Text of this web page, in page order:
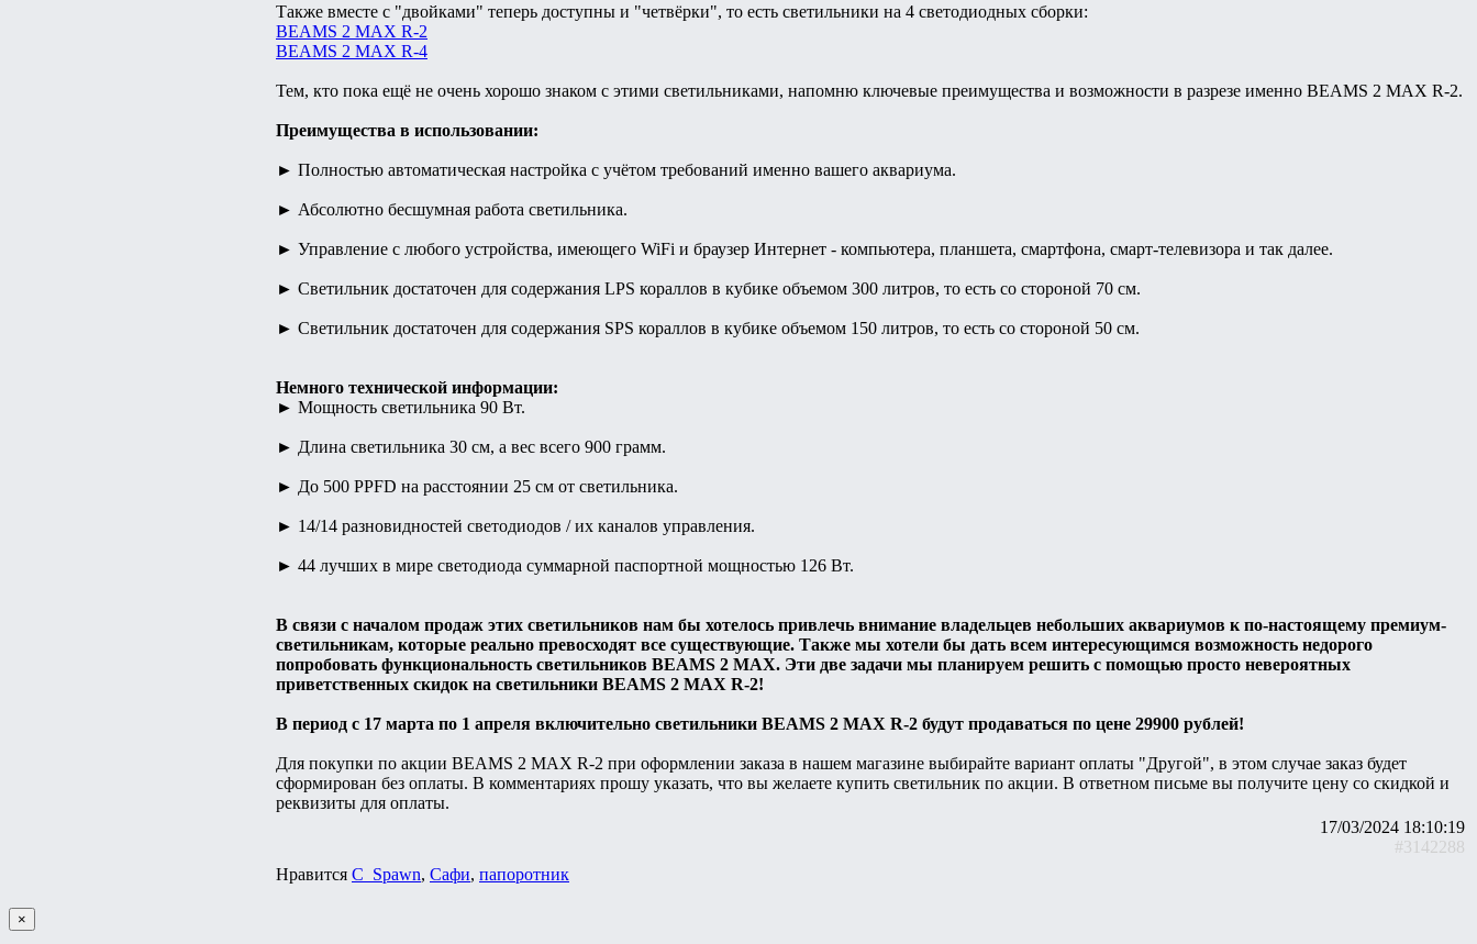
Также вместе с "двойками" теперь доступны и "четвёрки", то есть светильники на 4 светодиодных сборки:
BEAMS 2 MAX R-2
BEAMS 2 MAX R-4
Тем, кто пока ещё не очень хорошо знаком с этими светильниками, напомню ключевые преимущества и возможности в разрезе именно BEAMS 2 MAX R-2.
Преимущества в использовании:
► Полностью автоматическая настройка с учётом требований именно вашего аквариума.
► Абсолютно бесшумная работа светильника.
► Управление с любого устройства, имеющего WiFi и браузер Интернет - компьютера, планшета, смартфона, смарт-телевизора и так далее.
► Светильник достаточен для содержания LPS кораллов в кубике объемом 300 литров, то есть со стороной 70 см.
► Светильник достаточен для содержания SPS кораллов в кубике объемом 150 литров, то есть со стороной 50 см.
Немного технической информации:
► Мощность светильника 90 Вт.
► Длина светильника 30 см, а вес всего 900 грамм.
► До 500 PPFD на расстоянии 25 см от светильника.
► 14/14 разновидностей светодиодов / их каналов управления.
► 44 лучших в мире светодиода суммарной паспортной мощностью 126 Вт.
В связи с началом продаж этих светильников нам бы хотелось привлечь внимание владельцев небольших аквариумов к по-настоящему премиум-
светильникам, которые реально превосходят все существующие. Также мы хотели бы дать всем интересующимся возможность недорого
попробовать функциональность светильников BEAMS 2 MAX. Эти две задачи мы планируем решить с помощью просто невероятных
приветственных скидок на светильники BEAMS 2 MAX R-2!
В период с 17 марта по 1 апреля включительно светильники BEAMS 2 MAX R-2 будут продаваться по цене 29900 рублей!
Для покупки по акции BEAMS 2 MAX R-2 при оформлении заказа в нашем магазине выбирайте вариант оплаты "Другой", в этом случае заказ будет
сформирован без оплаты. В комментариях прошу указать, что вы желаете купить светильник по акции. В ответном письме вы получите цену со скидкой и
реквизиты для оплаты.
17/03/2024 18:10:19
#3142288
Нравится C_Spawn, Сафи, папоротник
×